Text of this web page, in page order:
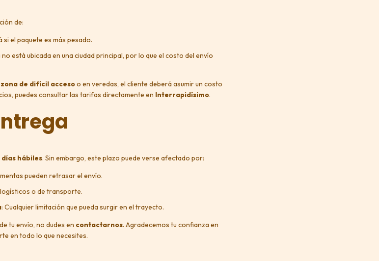
de:
si el paquete es más pesado.
está ubicada en una ciudad principal, por lo que el costo del envío
zona de difícil accesoo en veredas, el cliente deberá asumir un costo
puedes consultar las tarifas directamente en Interrapidísimo.
días hábiles. Sin embargo, este plazo puede verse afectado por:
pueden retrasar el envío.
o de transporte.
: Cualquier limitación que pueda surgir en el trayecto.
tu envío, no dudes en contactarnos. Agradecemos tu confianza en
en todo lo que necesites.